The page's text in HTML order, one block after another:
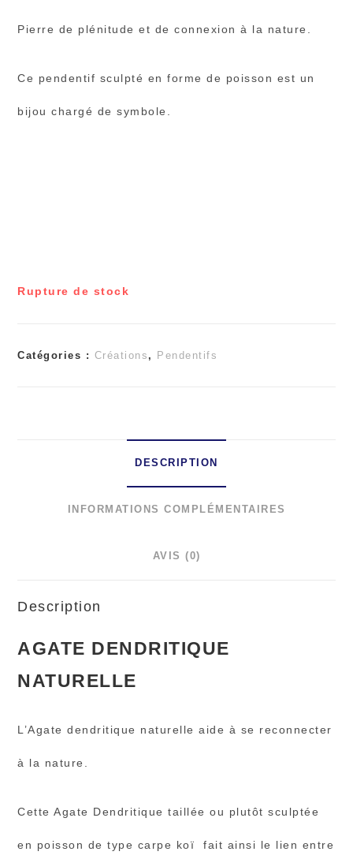
Pierre de plénitude et de connexion à la nature.
Ce pendentif sculpté en forme de poisson est un
bijou chargé de symbole.
Rupture de stock
Catégories : Créations , Pendentifs
DESCRIPTION
INFORMATIONS COMPLÉMENTAIRES
AVIS (0)
Description
AGATE DENDRITIQUE
NATURELLE
L’Agate dendritique naturelle aide à se reconnecter
à la nature.
Cette Agate Dendritique taillée ou plutôt sculptée
en poisson de type carpe koï fait ainsi le lien entre